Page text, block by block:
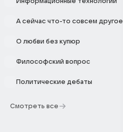
А сейчас что-то совсем другое
О любви без купюр
Философский вопрос
Политические дебаты
Смотреть все